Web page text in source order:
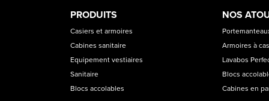
PRODUCT
CATEGORIES
PRODUITS
Casiers et armoires
Cabines sanitaire
Equipement vestiaires
Sanitaire
Blocs accolables
NOS
Armoires à
Lavabos
Blocs
Cabines en